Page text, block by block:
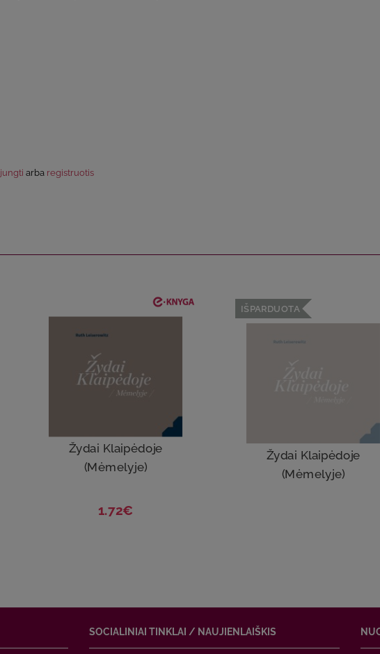
arba registruotis
Žydai Klaipėdoje
(Mėmelyje)
1.72€
IŠPARDUOTA
Žydai Klaipėdoje
(Mėmelyje)
SOCIALINIAI TINKLAI / NAUJIENLAIŠKIS